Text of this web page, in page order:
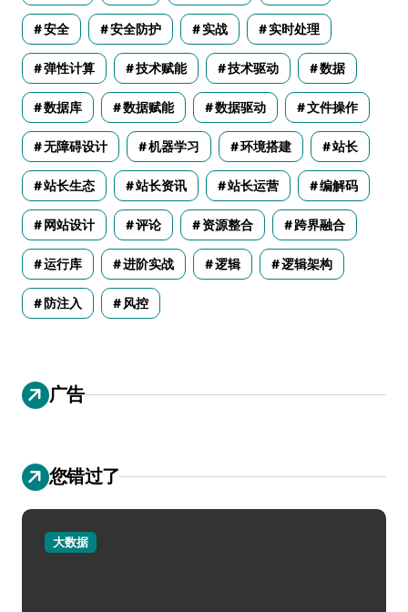
安全 安全防护 实战 实时处理
弹性计算 技术赋能 技术驱动 数据
数据库 数据赋能 数据驱动 文件操作
无障碍设计 机器学习 环境搭建 站长
站长生态 站长资讯 站长运营 编解码
网站设计 评论 资源整合 跨界融合
运行库 进阶实战 逻辑 逻辑架构
防注入 风控
广告
您错过了
大数据